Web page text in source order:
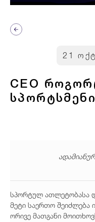
21
CEO
სპორტსმენი
სპორტულ ათლეტობასა
მეტი საერთო შეიძლება
ორივე მათგანი